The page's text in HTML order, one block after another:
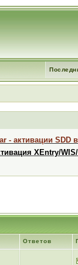
- активации
XEntry/
Ответов